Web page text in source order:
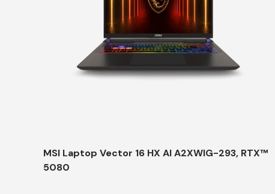
MSI Laptop Vector 16 HX AI A2XWIG-293, RTX™
5080